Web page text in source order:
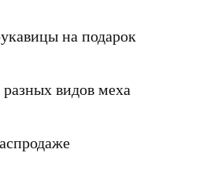
на подарок
видов меха